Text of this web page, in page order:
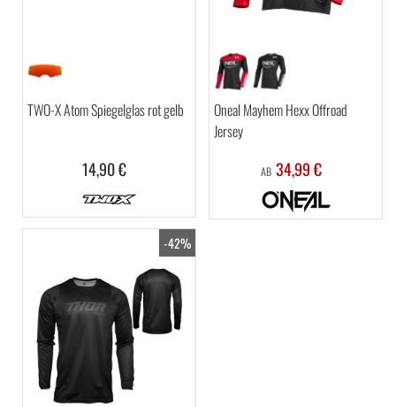
TWO-X Atom Spiegelglas rot gelb
14,90 €
Oneal Mayhem Hexx Offroad
Jersey
AB 34,99 €
-42%